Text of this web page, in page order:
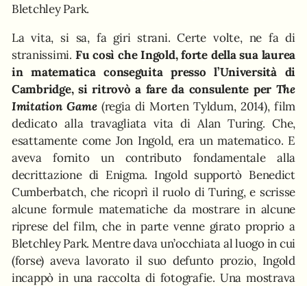
Bletchley Park.
La vita, si sa, fa giri strani. Certe volte, ne fa di
stranissimi. Fu così che Ingold, forte della sua laurea
in matematica conseguita presso l’Università di
Cambridge, si ritrovò a fare da consulente per The
Imitation Game(regia di Morten Tyldum, 2014), film
dedicato alla travagliata vita di Alan Turing. Che,
esattamente come Jon Ingold, era un matematico. E
aveva fornito un contributo fondamentale alla
decrittazione di Enigma. Ingold supportò Benedict
Cumberbatch, che ricoprì il ruolo di Turing, e scrisse
alcune formule matematiche da mostrare in alcune
riprese del film, che in parte venne girato proprio a
Bletchley Park. Mentre dava un’occhiata al luogo in cui
(forse) aveva lavorato il suo defunto prozio, Ingold
incappò in una raccolta di fotografie. Una mostrava